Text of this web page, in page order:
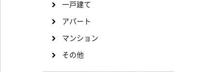
一戸建て
アパート
マンション
その他